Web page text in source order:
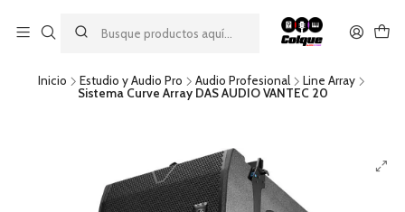
descuento por pago con transferencia bancaria
por una compra mínima de $49.990. Este descuento no es
acumulable a otras promociones ni aplicable a gastos de envío.
Inicio Estudio y Audio Pro Audio Profesional
Line Array
Sistema Curve Array DAS AUDIO VANTEC 20